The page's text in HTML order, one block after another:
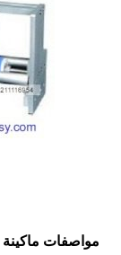
مواصفات ماكينة